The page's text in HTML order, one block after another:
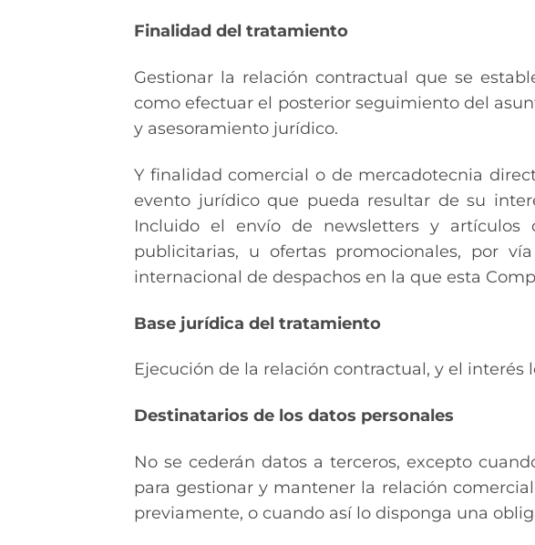
Finalidad del tratamiento
Gestionar la relación contractual que se
como efectuar el posterior seguimiento del
y asesoramiento jurídico.
Y finalidad comercial o de mercadotecnia
evento jurídico que pueda resultar de su
Incluido el envío de newsletters y artículos
publicitarias, u ofertas promocionales, por
internacional de despachos en la que esta
Base jurídica del tratamiento
Ejecución de la relación contractual, y el interés
Destinatarios de los datos personales
No se cederán datos a terceros, excepto
para gestionar y mantener la relación
previamente, o cuando así lo disponga una